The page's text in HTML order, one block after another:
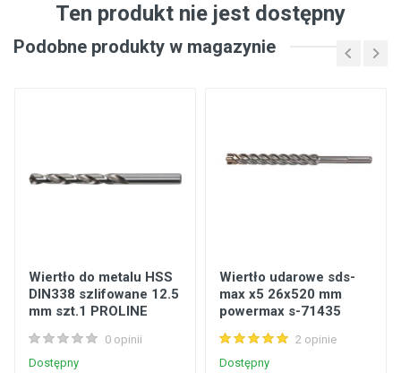
Ten produkt nie jest dostępny
Podobne produkty w magazynie
Wiertło do metalu HSS
DIN338 szlifowane 12.5
mm szt.1 PROLINE
0 opinii
Dostępny
Wiertło udarowe sds-
max x5 26x520 mm
powermax s-71435
2 opinie
Dostępny